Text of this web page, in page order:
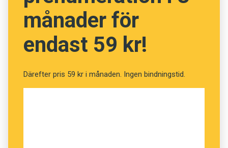
månader för
endast 59 kr!
Därefter pris 59 kr i månaden. Ingen bindningstid.